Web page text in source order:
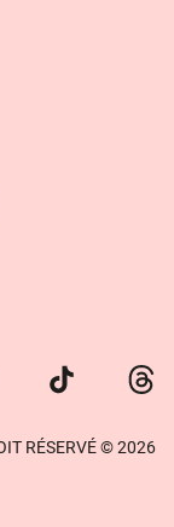
TikTok
RÉSERVÉ © 2026